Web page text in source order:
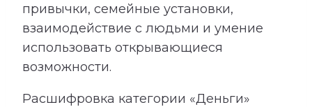
привычки, семейные установки,
взаимодействие с людьми и умение
использовать открывающиеся
возможности.
Расшифровка категории «Деньги»